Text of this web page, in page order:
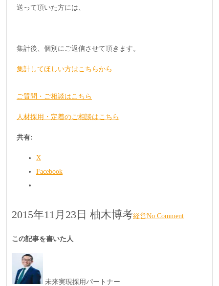
送って頂いた方には、
集計後、個別にご返信させて頂きます。
集計してほしい方はこちらから
ご質問・ご相談はこちら
人材採用・定着のご相談はこちら
共有:
X
Facebook
2015年11月23日 柚木博考経営No Comment
この記事を書いた人
未来実現採用パートナー